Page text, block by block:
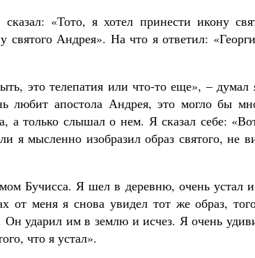
«Тото, я хотел принести икону
Андрея». На что я ответил:
это телепатия или что-то еще», –
любит апостола Андрея, это могло бы
а только слышал о нем. Я сказал себе:
я мысленно изобразил образ святого, не
Бучисса. Я шел в деревню, очень устал
от меня я снова увидел тот же образ,
ударил им в землю и исчез. Я очень
что я устал».